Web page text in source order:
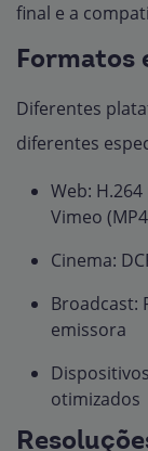
final e a
Formatos
Diferentes
diferentes
Web:
Vimeo
Cinema:
Broadcast:
emissora
otimizados